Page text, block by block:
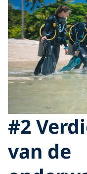
#2
van de